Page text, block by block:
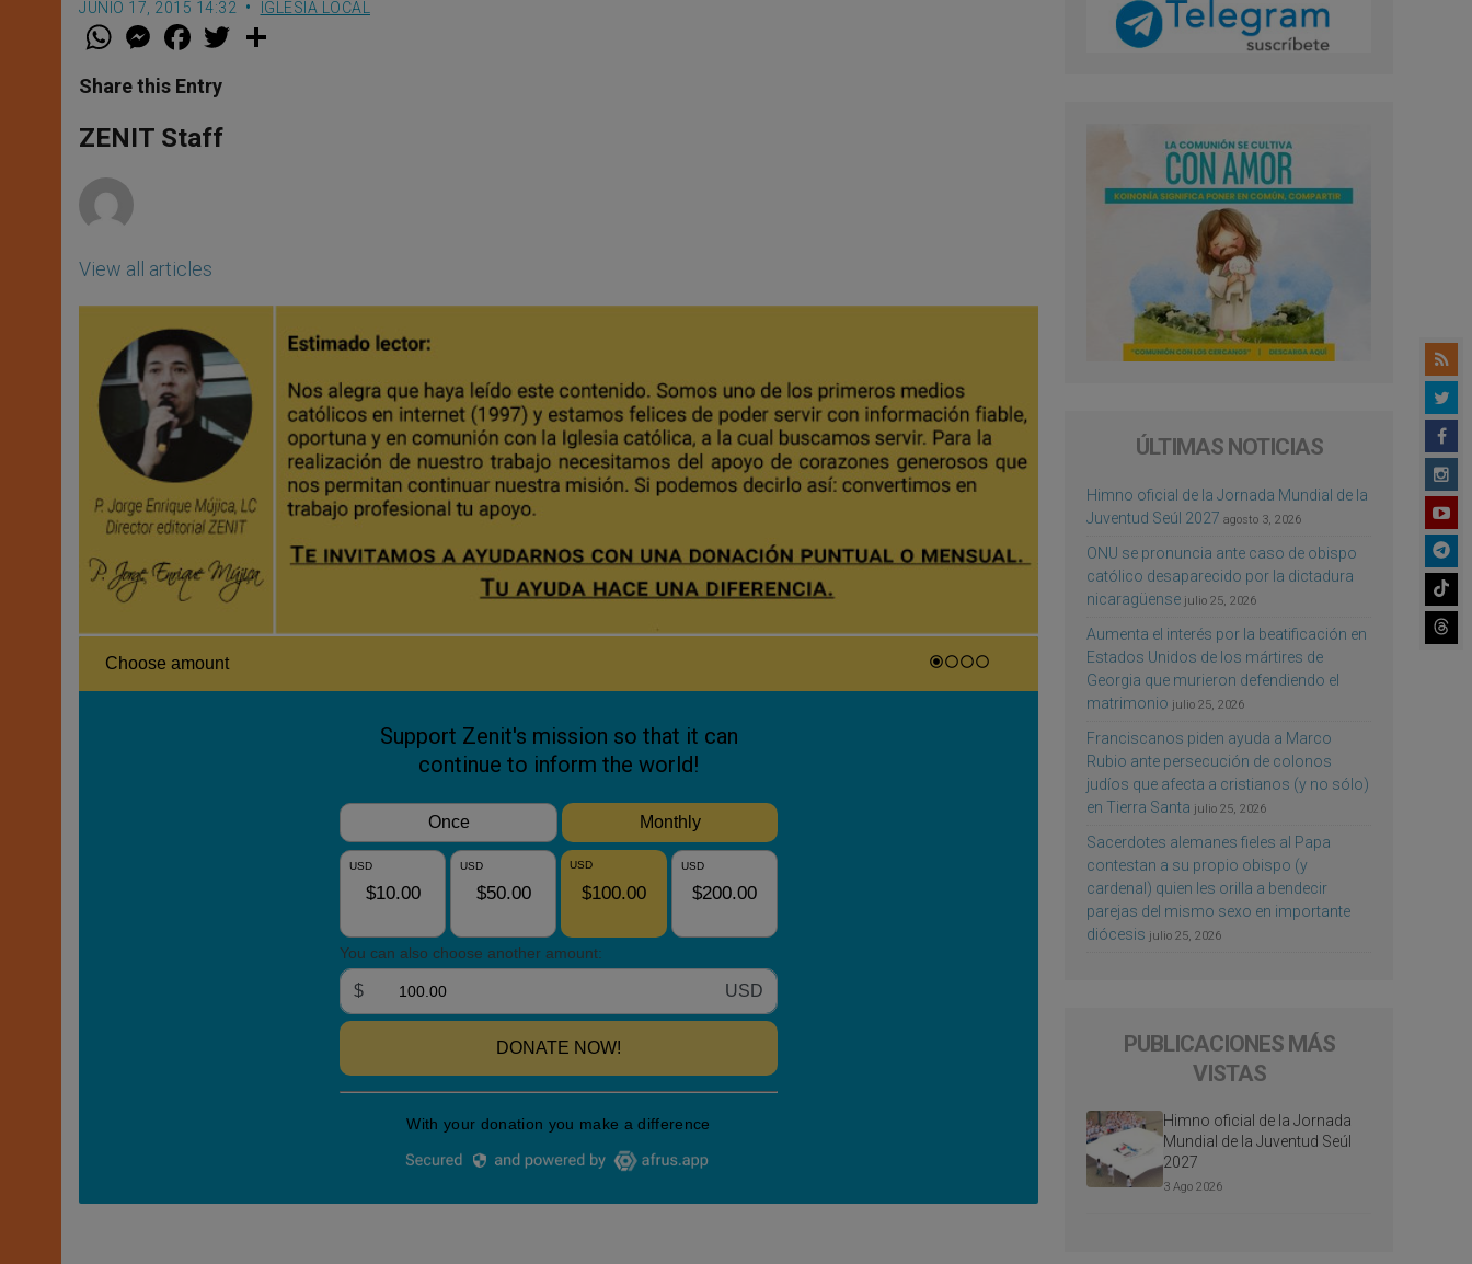
JUNIO 17, 2015 14:32 IGLESIA LOCAL
W
t
s
p
p
M
e
s
e
g
e
F
a
e
b
o
k
w
Share this Entry
ZENIT Staff
View all articles
ÚLTIMAS NOTICIAS
Himno oficial de la Jornada Mundial de la
Juventud Seúl 2027 agosto 3, 2026
ONU se pronuncia ante caso de obispo
católico desaparecido por la dictadura
nicaragüense julio 25, 2026
Aumenta el interés por la beatificación en
Estados Unidos de los mártires de
Georgia que murieron defendiendo el
matrimonio julio 25, 2026
Franciscanos piden ayuda a Marco
Rubio ante persecución de colonos
judíos que afecta a cristianos (y no sólo)
en Tierra Santa julio 25, 2026
Sacerdotes alemanes fieles al Papa
contestan a su propio obispo (y
cardenal) quien les orilla a bendecir
parejas del mismo sexo en importante
diócesis julio 25, 2026
PUBLICACIONES MÁS
VISTAS
Himno oficial de la Jornada
Mundial de la Juventud Seúl
2027
3 Ago 2026